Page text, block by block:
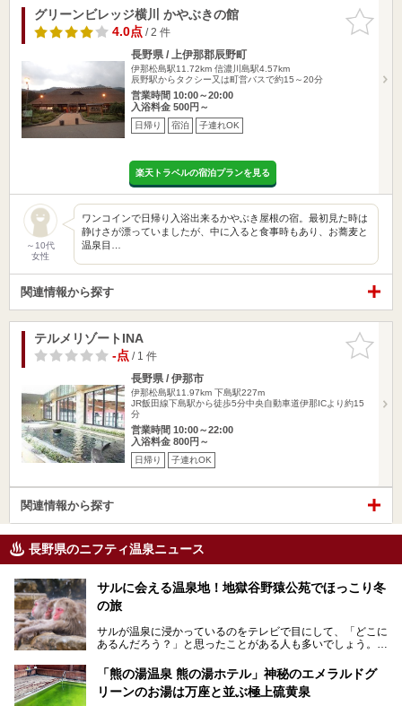
お気に入
りに追加
グリーンビレッジ横川 かやぶきの館
4.0点/ 2 件
長野県 / 上伊那郡辰野町
伊那松島駅11.72km 信濃川島駅4.57km
辰野駅からタクシー又は町営バスで約15～20分
営業時間 10:00～20:00
入浴料金 500円～
日帰り 宿泊 子連れOK
楽天トラベルの宿泊プランを見る
～10代
女性
ワンコインで日帰り入浴出来るかやぶき屋根の宿。最初見た時は
静けさが漂っていましたが、中に入ると食事時もあり、お蕎麦と
温泉目…
関連情報から探す
お気に入
りに追加
テルメリゾートINA
-点/ 1 件
長野県 / 伊那市
伊那松島駅11.97km 下島駅227m
JR飯田線下島駅から徒歩5分中央自動車道伊那ICより約15
分
営業時間 10:00～22:00
入浴料金 800円～
日帰り 子連れOK
関連情報から探す
長野県のニフティ温泉ニュース
サルに会える温泉地！地獄谷野猿公苑でほっこり冬
の旅
サルが温泉に浸かっているのをテレビで目にして、「どこに
あるんだろう？」と思ったことがある人も多いでしょう。
この微笑ましい光景は、長野県にある「地獄谷野猿公苑」で
見られるもので、野生のサルが雪景色の中で温泉に浸かる姿
を間近で観察できます。
「熊の湯温泉 熊の湯ホテル」神秘のエメラルドグ
リーンのお湯は万座と並ぶ極上硫黄泉